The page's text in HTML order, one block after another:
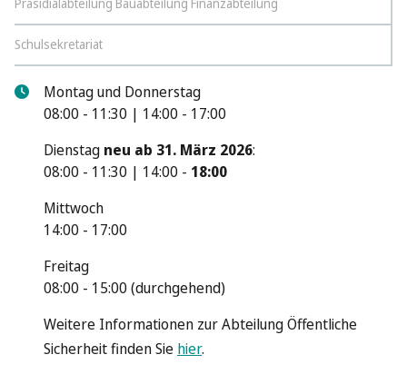
Präsidialabteilung Bauabteilung Finanzabteilung
Schulsekretariat
Montag und Donnerstag
08:00 - 11:30 | 14:00 - 17:00
Dienstag neu ab 31. März 2026:
08:00 - 11:30 | 14:00 - 18:00
Mittwoch
14:00 - 17:00
Freitag
08:00 - 15:00 (durchgehend)
Weitere Informationen zur Abteilung Öffentliche
Sicherheit finden Sie hier.